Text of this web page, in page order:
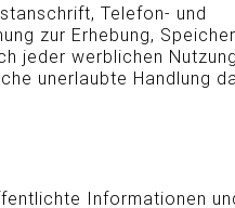
Telefon- und
zur Erhebung,
jeder werblichen Nutzung
unerlaubte Handlung
Informationen